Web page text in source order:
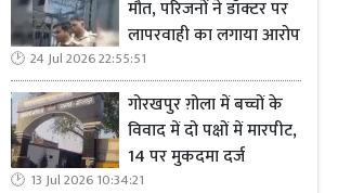
मौत, परिजनों ने डॉक्टर पर
लापरवाही का लगाया आरोप
24 Jul 2026 22:55:51
गोरखपुर ग़ोला में बच्चों के
विवाद में दो पक्षों में मारपीट,
14 पर मुकदमा दर्ज
13 Jul 2026 10:34:21